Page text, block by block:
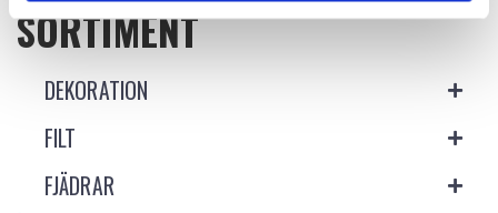
SORTIMENT
DEKORATION
FILT
FJÄDRAR